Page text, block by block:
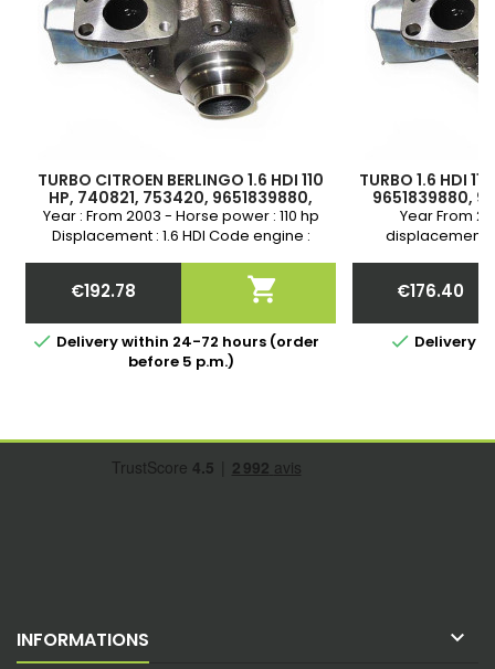
TURBO CITROEN BERLINGO 1.6 HDI 110
HP, 740821, 753420, 9651839880,
9657571880, 0375J3, 0375J6, 0375J8,
0375J7, 0375N9
Year : From 2003 - Horse power : 110 hp
Displacement : 1.6 HDI Code engine :
G8DA G8DB DV6TED Warranty DURITE
ALIMENTATION HUILE DISPONIBLE DANS
Price
€192.78 
 Delivery within 24-72 hours (order
before 5 p.m.)
TURBO 1.6 HDI
9651839880,
0375J6,Year From
displacement
SUPPLY HOSE
Price
€176.40
 Delivery
INFORMATIONS 